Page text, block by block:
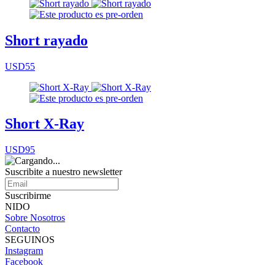
Short rayado
USD55
Short X-Ray
USD95
Suscribite a nuestro newsletter
Suscribirme
NIDO
Sobre Nosotros
Contacto
SEGUINOS
Instagram
Facebook